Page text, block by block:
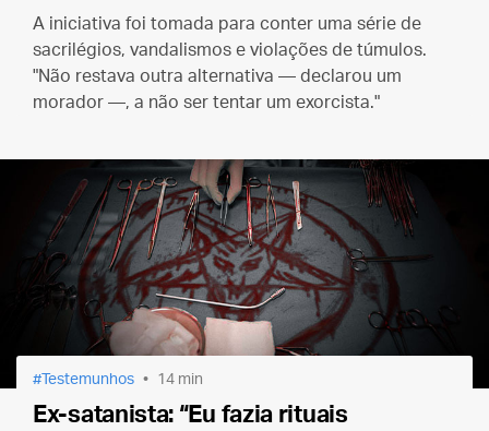
A iniciativa foi tomada para conter uma série de
sacrilégios, vandalismos e violações de túmulos.
"Não restava outra alternativa — declarou um
morador —, a não ser tentar um exorcista."
Testemunhos 14 min
Ex-satanista: “Eu fazia rituais